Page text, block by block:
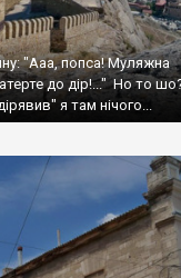
"Ааа, попса! Муляжна
до дір!..." Но то
я там нічого...